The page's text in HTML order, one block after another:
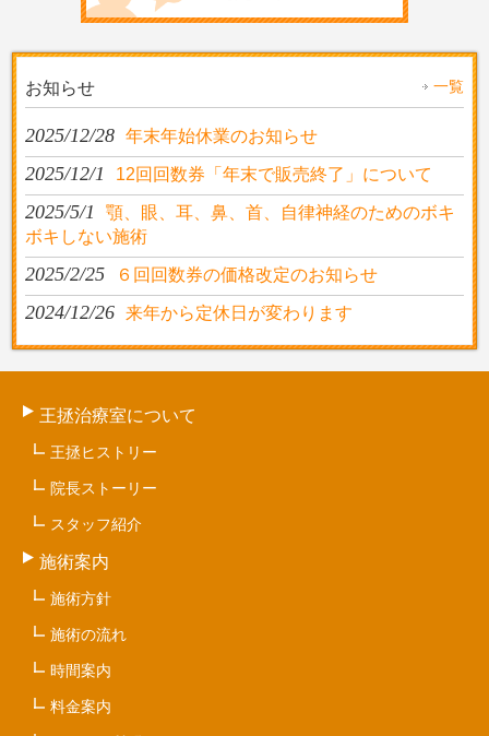
お知らせ 一覧
2025/12/28 年末年始休業のお知らせ
2025/12/1 12回回数券「年末で販売終了」について
2025/5/1
顎、眼、耳、鼻、首、自律神経のためのボキ
ボキしない施術
2025/2/25 ６回回数券の価格改定のお知らせ
2024/12/26 来年から定休日が変わります
王拯治療室について
王拯ヒストリー
院長ストーリー
スタッフ紹介
施術案内
施術方針
施術の流れ
時間案内
料金案内